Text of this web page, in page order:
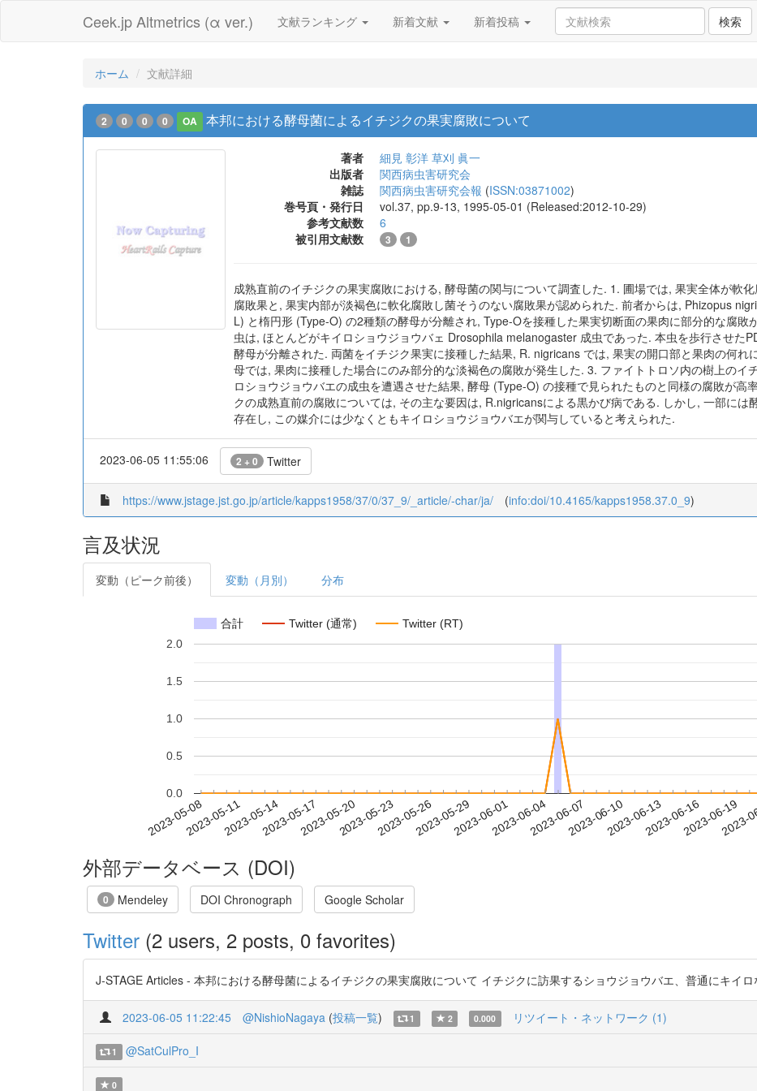
Ceek.jp Altmetrics (α ver.) 文献ランキング 新着文献 新着投稿 検索
ホーム 文献詳細
2 0 0 0 OA 本邦における酵母菌によるイチジクの果実腐敗について
著者 細見 彰洋 草刈 眞一
出版者
関西病虫害研究会
雑誌
関西病虫害研究会報 (ISSN:03871002)
巻号頁・発行日
vol.37, pp.9-13, 1995-05-01 (Released:2012-10-29)
参考文献数
6
被引用文献数
3 1
成熟直前のイチジクの果実腐敗における, 酵母菌の関与について調査した. 1. 圃場では, 果実全体が軟
腐敗果と, 果実内部が淡褐色に軟化腐敗し菌そうのない腐敗果が認められた. 前者からは, Phizopus
L) と楕円形 (Type-O) の2種類の酵母が分離され, Type-Oを接種した果実切断面の果肉に部分的な腐
虫は, ほとんどがキイロショウジョウバェ Drosophila melanogaster 成虫であった. 本虫を歩行させた
酵母が分離された. 両菌をイチジク果実に接種した結果, R. nigricans では, 果実の開口部と果肉の何
母では, 果肉に接種した場合にのみ部分的な淡褐色の腐敗が発生した. 3. ファイトトロソ内の樹上のイ
ロショウジョウバエの成虫を遭遇させた結果, 酵母 (Type-O) の接種で見られたものと同様の腐敗が高
クの成熟直前の腐敗については, その主な要因は, R.nigricansによる黒かび病である. しかし, 一部には
存在し, この媒介には少なくともキイロショウジョウバエが関与していると考えられた.
2023-06-05 11:55:06 2 + 0 Twitter
https://www.jstage.jst.go.jp/article/kapps1958/37/0/37_9/_article/-char/ja/ (info:doi/10.4165/kapps1958.37.0_9)
言及状況
変動（ピーク前後） 変動（月別） 分布
合計 Twitter (通常) Twitter (RT)
2023-05-082023-05-112023-05-142023-05-172023-05-202023-05-232023-05-262023-05-292023-06-012023-06-042023-06-072023-06-102023-06-132023-06-162023-06-19
2023-
0.0
0.5
1.0
1.5
2.0
外部データベース (DOI)
0 Mendeley DOI Chronograph Google Scholar
Twitter (2 users, 2 posts, 0 favorites)
J-STAGE Articles - 本邦における酵母菌によるイチジクの果実腐敗について イチジクに訪果するショウジョウバエ、普通にキイ
2023-06-05 11:22:45 @NishioNagaya (投稿一覧) 1 2 0.000 リツイート・ネットワーク (1)
1 @SatCulPro_I
0